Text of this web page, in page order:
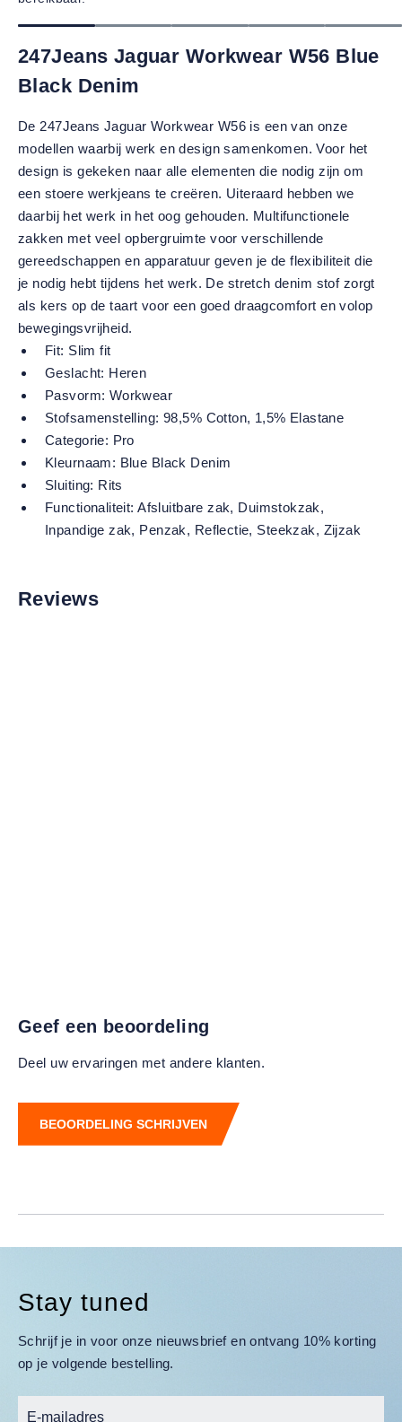
247Jeans Jaguar Workwear W56 Blue
Black Denim
De 247Jeans Jaguar Workwear W56 is een van onze
modellen waarbij werk en design samenkomen. Voor het
design is gekeken naar alle elementen die nodig zijn om
een stoere werkjeans te creëren. Uiteraard hebben we
daarbij het werk in het oog gehouden. Multifunctionele
zakken met veel opbergruimte voor verschillende
gereedschappen en apparatuur geven je de flexibiliteit die
je nodig hebt tijdens het werk. De stretch denim stof zorgt
als kers op de taart voor een goed draagcomfort en volop
bewegingsvrijheid.
Fit: Slim fit
Geslacht: Heren
Pasvorm: Workwear
Stofsamenstelling: 98,5% Cotton, 1,5% Elastane
Categorie: Pro
Kleurnaam: Blue Black Denim
Sluiting: Rits
Functionaliteit:Afsluitbare zak, Duimstokzak,
Inpandige zak, Penzak, Reflectie, Steekzak, Zijzak
Reviews
Geef een beoordeling
Deel uw ervaringen met andere klanten.
BEOORDELING SCHRIJVEN
Stay tuned
Schrijf je in voor onze nieuwsbrief en ontvang 10% korting
op je volgende bestelling.